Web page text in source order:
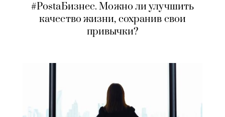
#PostaБизнес. Можно ли улучшить
качество жизни, сохранив свои
привычки?